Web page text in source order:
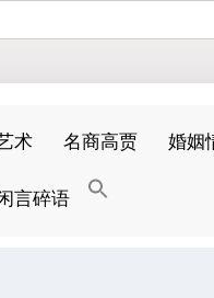
术 名商高贾 婚姻
言碎语